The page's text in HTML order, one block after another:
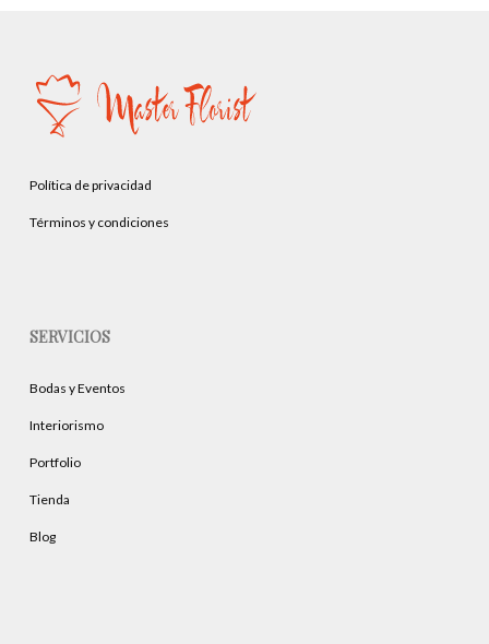
elegir
en
de
producto
Política de privacidad
Términos y condiciones
SERVICIOS
Bodas y Eventos
Interiorismo
Portfolio
Tienda
Blog